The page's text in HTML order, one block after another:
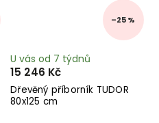
–25 %
Dřevěný příborník TUDOR
80x125 cm
U vás od 7 týdnů
15 246 Kč